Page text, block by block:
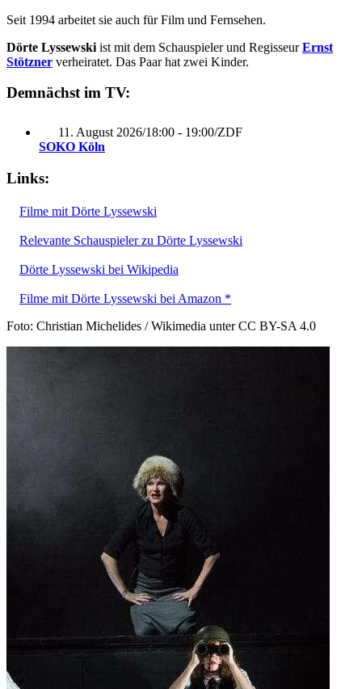
Seit 1994 arbeitet sie auch für Film und Fernsehen.
Dörte Lyssewski ist mit dem Schauspieler und RegisseurErnst
Stötzner verheiratet. Das Paar hat zwei Kinder.
Demnächst im TV:
11. August 2026/18:00 - 19:00/ZDF
SOKO Köln
Links:
Filme mit Dörte Lyssewski
Relevante Schauspieler zu Dörte Lyssewski
Dörte Lyssewski bei Wikipedia
Filme mit Dörte Lyssewski bei Amazon *
Foto: Christian Michelides / Wikimedia unter CC BY-SA 4.0